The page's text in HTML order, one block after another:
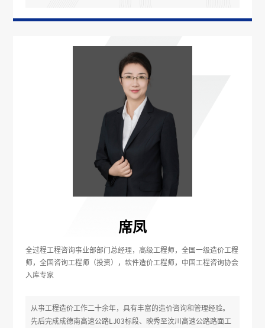
席凤
全过程工程咨询事业部部门总经理，高级工程师，全国一级造价工程
师，全国咨询工程师（投资），软件造价工程师，中国工程咨询协会
入库专家
从事工程造价工作二十余年，具有丰富的造价咨询和管理经验。
先后完成成德南高速公路LJ03标段、映秀至汶川高速公路路面工